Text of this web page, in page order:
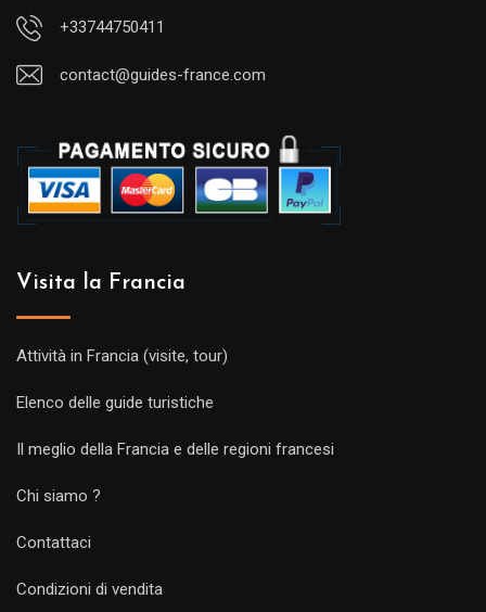
+33744750411
contact@guides-france.com
Visita la Francia
Attività in Francia (visite, tour)
Elenco delle guide turistiche
Il meglio della Francia e delle regioni francesi
Chi siamo ?
Contattaci
Condizioni di vendita